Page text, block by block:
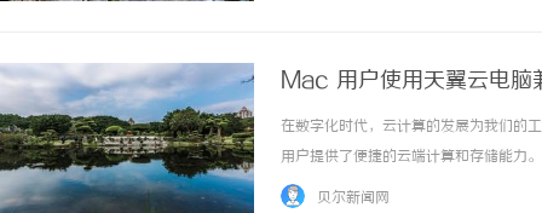
Mac 用户使用天翼云电脑
在数字化时代，云计算的发展为我们的
用户提供了便捷的云端计算和存储能力
一些兼容性问题。本文将为Mac用户提
贝尔新闻网